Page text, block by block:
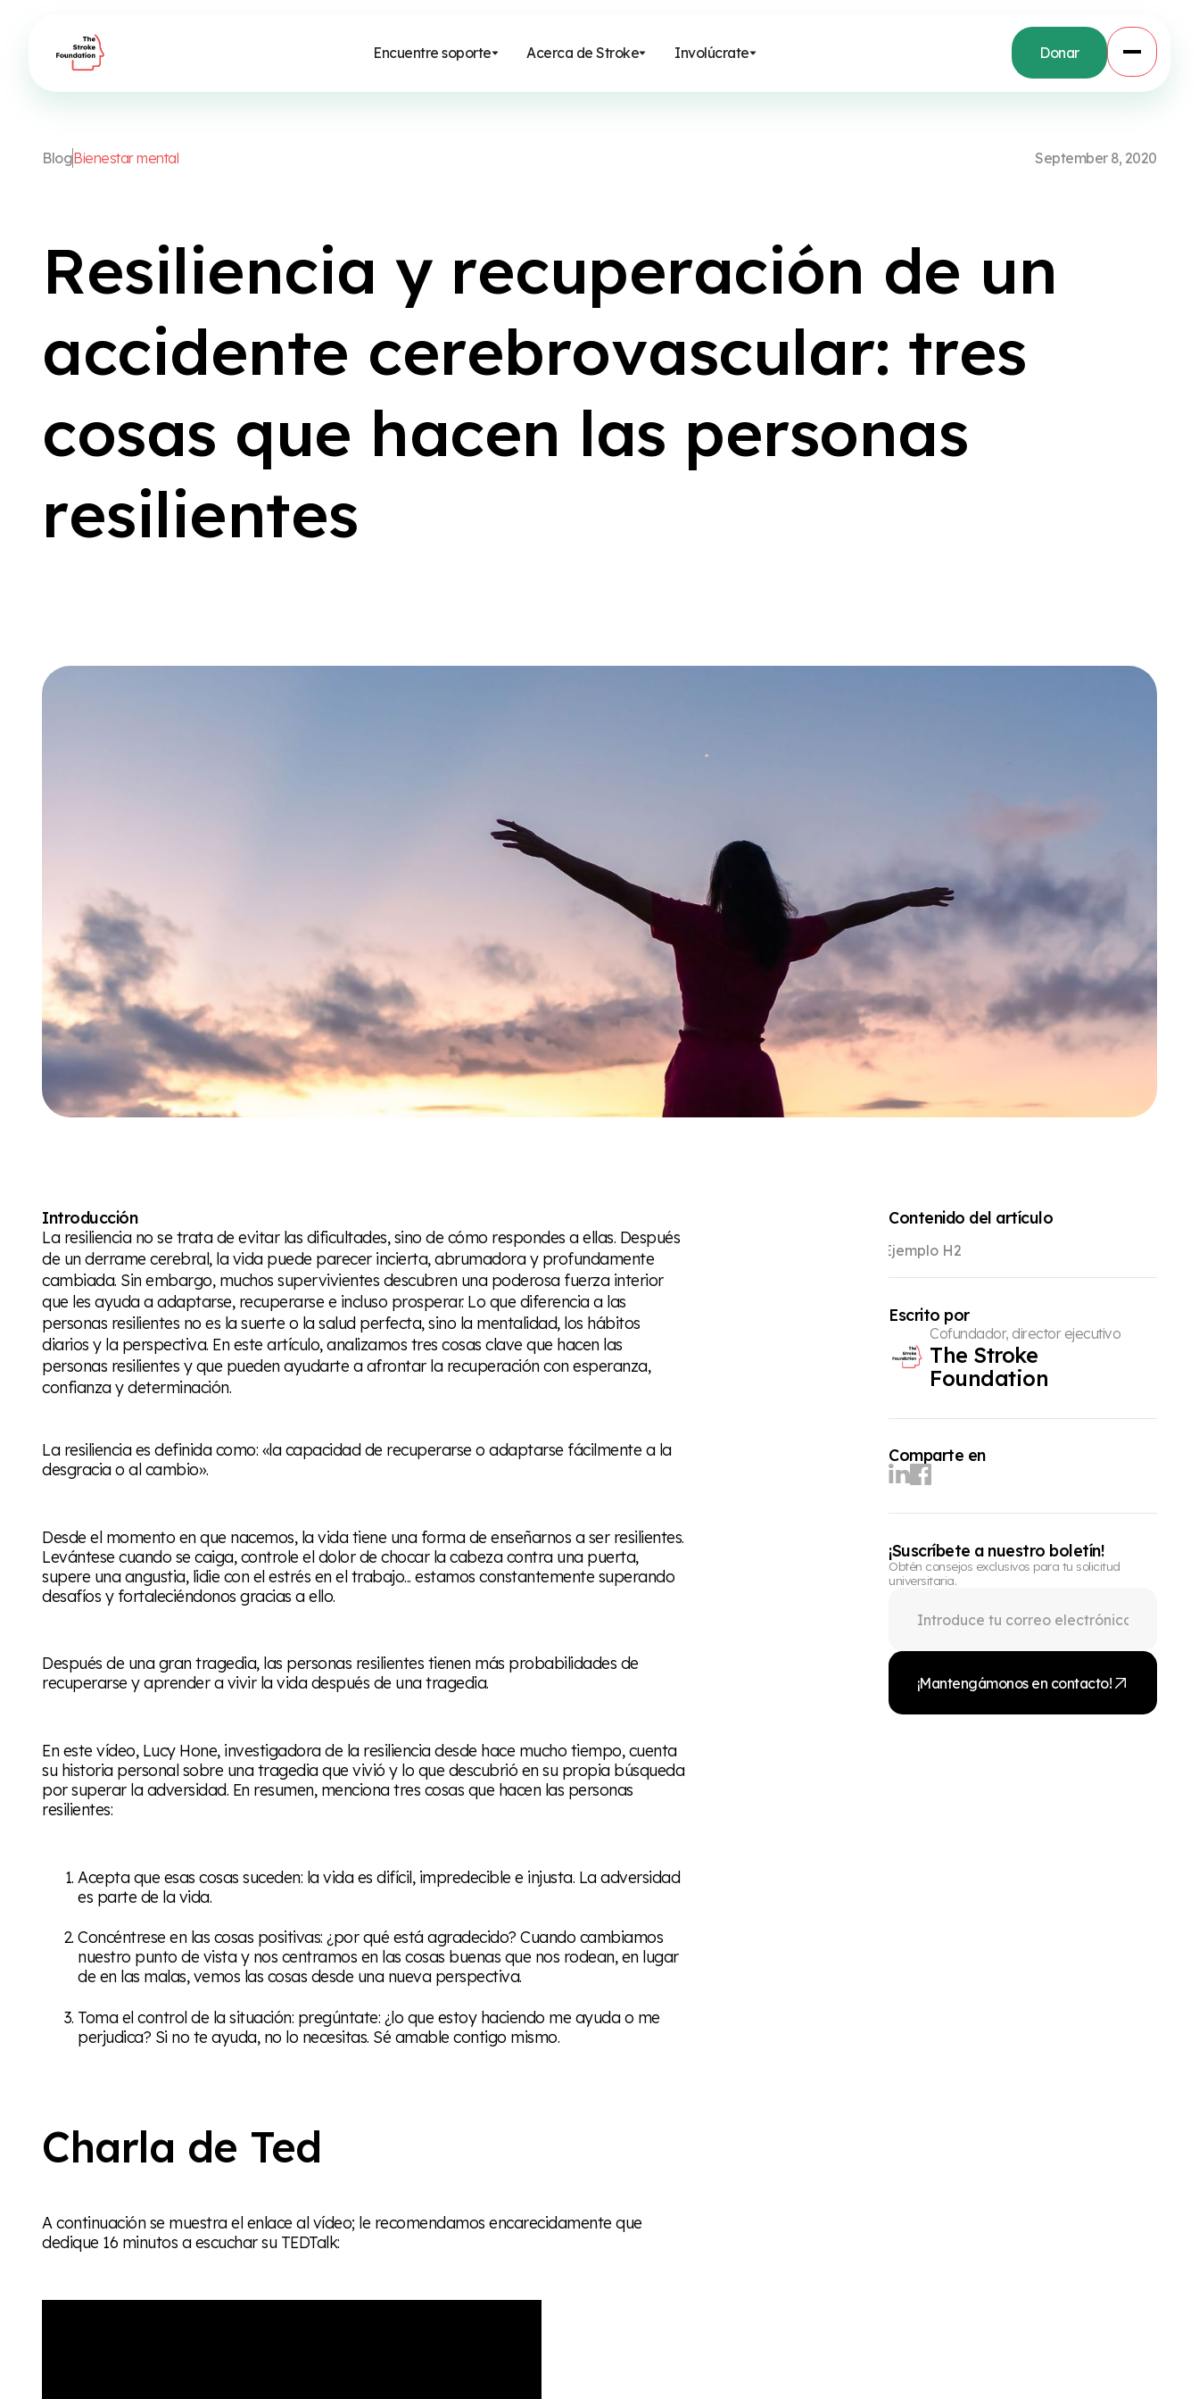
Encuentre soporte Acerca de Stroke Involúcrate Donar
BlogBienestarmental September 8, 2020
Resiliencia y recuperación de un
accidente cerebrovascular: tres
cosas que hacen las personas
resilientes
Introducción
La resiliencia no se trata de evitar las dificultades, sino de cómo respondes a ellas. Después
de un derrame cerebral, la vida puede parecer incierta, abrumadora y profundamente
cambiada. Sin embargo, muchos supervivientes descubren una poderosa fuerza interior
que les ayuda a adaptarse, recuperarse e incluso prosperar. Lo que diferencia a las
personas resilientes no es la suerte o la salud perfecta, sino la mentalidad, los hábitos
diarios y la perspectiva. En este artículo, analizamos tres cosas clave que hacen las
personas resilientes y que pueden ayudarte a afrontar la recuperación con esperanza,
confianza y determinación.
La resiliencia esdefinidacomo: «la capacidad de recuperarse o adaptarse fácilmente a la
desgracia o al cambio».
Desde el momento en que nacemos, la vida tiene una forma de enseñarnos a ser resilientes.
Levántese cuando se caiga, controle el dolor de chocar la cabeza contra una puerta,
supere una angustia, lidie con el estrés en el trabajo... estamos constantemente superando
desafíos y fortaleciéndonos gracias a ello.
Después de una gran tragedia, las personas resilientes tienen más probabilidades de
recuperarse y aprender a vivir la vida después de una tragedia.
En este vídeo, Lucy Hone, investigadora de la resiliencia desde hace mucho tiempo, cuenta
su historia personal sobre una tragedia que vivió y lo que descubrió en su propia búsqueda
por superar la adversidad. En resumen, menciona tres cosas que hacen las personas
resilientes:
Acepta que esas cosas suceden: la vida es difícil, impredecible e injusta. La adversidad
es parte de la vida.
Concéntrese en las cosas positivas: ¿por qué está agradecido? Cuando cambiamos
nuestro punto de vista y nos centramos en las cosas buenas que nos rodean, en lugar
de en las malas, vemos las cosas desde una nueva perspectiva.
Toma el control de la situación: pregúntate: ¿lo que estoy haciendo me ayuda o me
perjudica? Si no te ayuda, no lo necesitas. Sé amable contigo mismo.
Charla de Ted
A continuación se muestra el enlace al vídeo; le recomendamos encarecidamente que
dedique 16 minutos a escuchar su TEDTalk:
Contenido del artículo
Ejemplo H2
Escrito por
Cofundador, director ejecutivo
The Stroke
Foundation
Comparte en
¡Suscríbete a nuestro boletín!
Obtén consejos exclusivos para tu solicitud
universitaria.
¡Mantengámonos en contacto!